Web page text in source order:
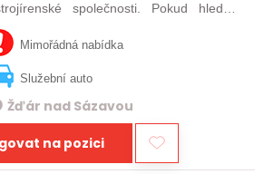
společnosti. Pokud hledáte
a máte zkušenosti…
Mimořádná nabídka
Služební auto
Žďár nad Sázavou
na pozici